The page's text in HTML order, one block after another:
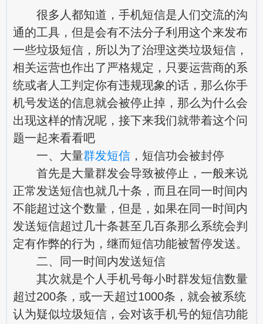
很多人都知道，手机短信是人们交流的沟
通的工具，但是会有不法分子利用这个来发布
一些垃圾短信，所以为了治理这类垃圾短信，
相关运营也作出了严格规定，只要运营商的系
统或者人工判定你有违规现象的话，那么你手
机号发送的信息就会被停止掉，那么为什么会
出现这样的情况呢，接下来我们就带着这个问
题一起来看看吧
一、大量群发短信 ，短信功会被封停
首先是大量群发会导致被停止，一般来说
正常发送短信也就几十条，而且在同一时间内
不能超过这个数量，但是，如果在同一时间内
发送短信超过几十条甚至几百条那么系统会判
定有作弊的行为，继而短信功能被暂停发送。
二、同一时间内发送短信
其次就是个人手机号每小时群发短信数量
超过200条，或一天超过1000条，就会被系统
认为疑似垃圾短信，会对该手机号的短信功能